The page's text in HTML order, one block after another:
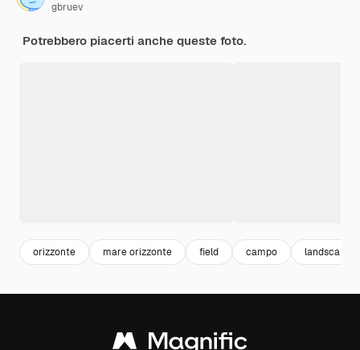
gbruev
Potrebbero piacerti anche queste foto.
orizzonte mare orizzonte field campo landscape